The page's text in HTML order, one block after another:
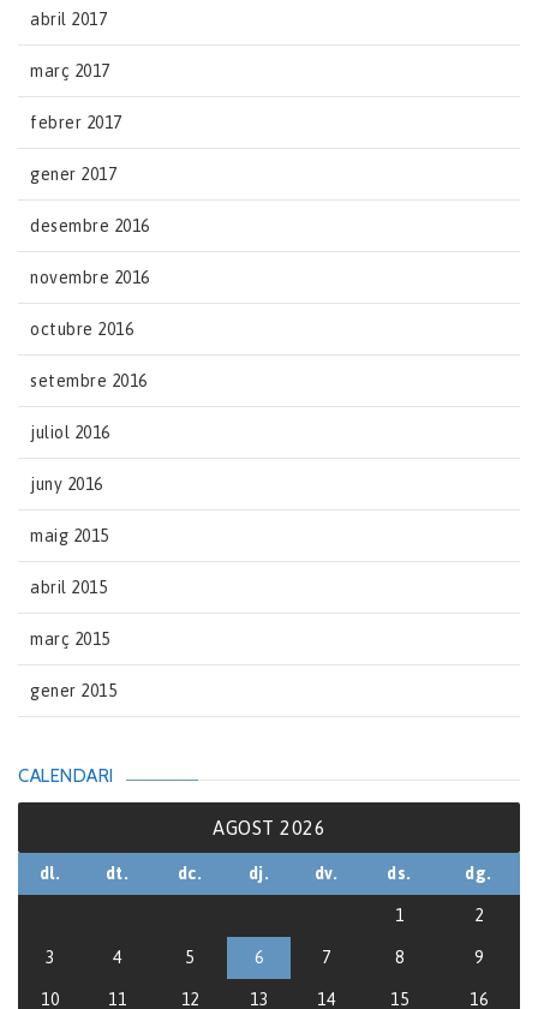
abril 2017
març 2017
febrer 2017
gener 2017
desembre 2016
novembre 2016
octubre 2016
setembre 2016
juliol 2016
juny 2016
maig 2015
abril 2015
març 2015
gener 2015
CALENDARI
AGOST 2026
dl. dt. dc. dj. dv. ds. dg.
1 2
3 4 5 6 7 8 9
10 11 12 13 14 15 16